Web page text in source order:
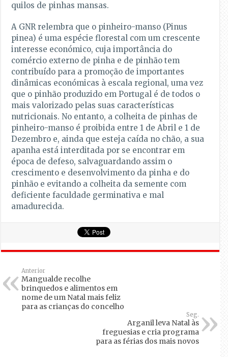
quilos de pinhas mansas.
A GNR relembra que o pinheiro-manso (Pinus
pinea) é uma espécie florestal com um crescente
interesse económico, cuja importância do
comércio externo de pinha e de pinhão tem
contribuído para a promoção de importantes
dinâmicas económicas à escala regional, uma vez
que o pinhão produzido em Portugal é de todos o
mais valorizado pelas suas características
nutricionais. No entanto, a colheita de pinhas de
pinheiro-manso é proibida entre 1 de Abril e 1 de
Dezembro e, ainda que esteja caída no chão, a sua
apanha está interditada por se encontrar em
época de defeso, salvaguardando assim o
crescimento e desenvolvimento da pinha e do
pinhão e evitando a colheita da semente com
deficiente faculdade germinativa e mal
amadurecida.
Anterior
Mangualde recolhe
brinquedos e alimentos em
nome de um Natal mais feliz
para as crianças do concelho
Seg.
Arganil leva Natal às
freguesias e cria programa
para as férias dos mais novos